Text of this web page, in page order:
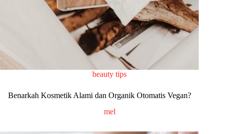
beauty tips
Benarkah Kosmetik Alami dan Organik Otomatis Vegan?
mel